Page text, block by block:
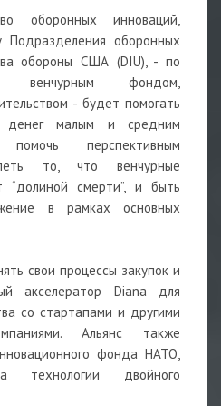
оборонных инноваций,
оборонных
обороны США (DIU), - по
венчурным фондом,
- будет помогать
денег малым и средним
перспективным
то, что венчурные
“долиной смерти”, и быть
в рамках основных
свои процессы закупок и
акселератор Diana для
со стартапами и другими
Альянс также
фонда НАТО,
технологии двойного